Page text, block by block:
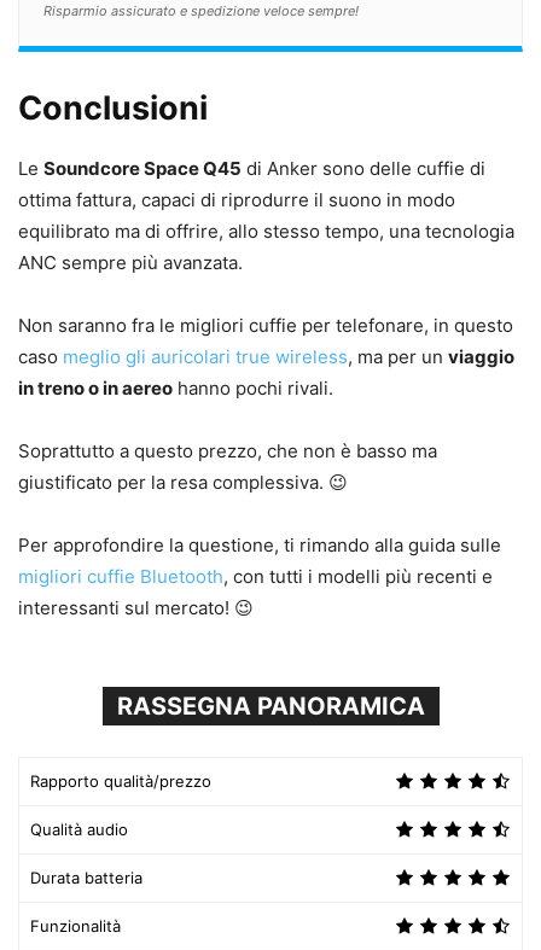
Risparmio assicurato e spedizione veloce sempre!
Conclusioni
Le Soundcore Space Q45 di Anker sono delle cuffie di
ottima fattura, capaci di riprodurre il suono in modo
equilibrato ma di offrire, allo stesso tempo, una tecnologia
ANC sempre più avanzata.
Non saranno fra le migliori cuffie per telefonare, in questo
caso meglio gli auricolari true wireless, ma per un viaggio
in treno o in aereo hanno pochi rivali.
Soprattutto a questo prezzo, che non è basso ma
giustificato per la resa complessiva. 😉
Per approfondire la questione, ti rimando alla guida sulle
migliori cuffie Bluetooth, con tutti i modelli più recenti e
interessanti sul mercato! 😉
RASSEGNA PANORAMICA
Rapporto qualità/prezzo
Qualità audio
Durata batteria
Funzionalità